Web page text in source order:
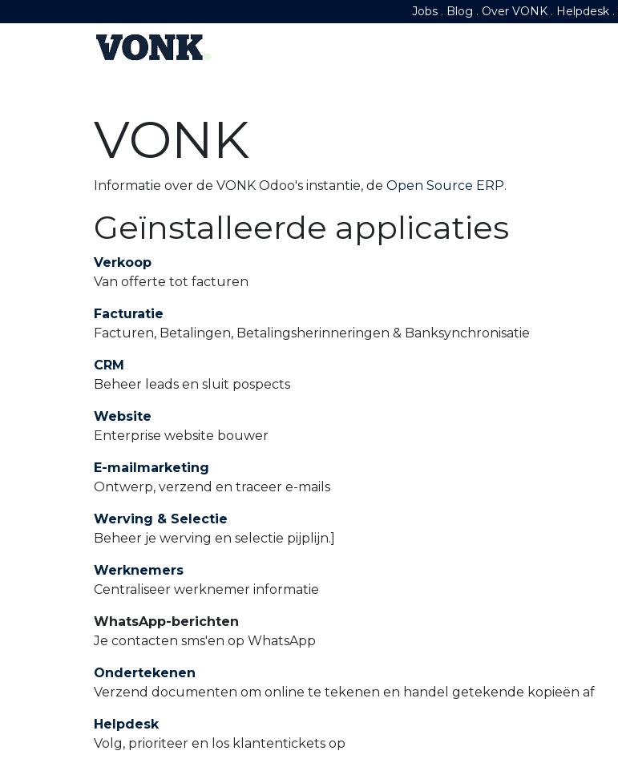
Jobs . Blog . Over VONK​ . Helpdesk​ .
VONK
Informatie over de VONK Odoo's instantie, de Open Source ERP.
Geïnstalleerde applicaties
Verkoop
Van offerte tot facturen
Facturatie
Facturen, Betalingen, Betalingsherinneringen & Banksynchronisatie
CRM
Beheer leads en sluit pospects
Website
Enterprise website bouwer
E-mailmarketing
Ontwerp, verzend en traceer e-mails
Werving & Selectie
Beheer je werving en selectie pijplijn.]
Werknemers
Centraliseer werknemer informatie
WhatsApp-berichten
Je contacten sms'en op WhatsApp
Ondertekenen
Verzend documenten om online te tekenen en handel getekende kopieën af
Helpdesk
Volg, prioriteer en los klantentickets op